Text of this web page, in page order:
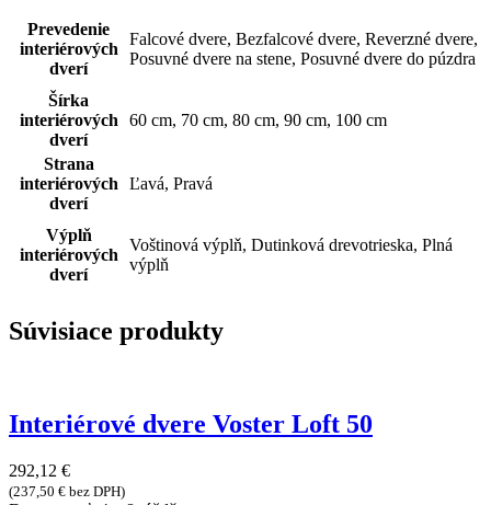
Prevedenie
interiérových
dverí
Falcové dvere, Bezfalcové dvere, Reverzné dvere,
Posuvné dvere na stene, Posuvné dvere do púzdra
Šírka
interiérových
dverí
60 cm, 70 cm, 80 cm, 90 cm, 100 cm
Strana
interiérových
dverí
Ľavá, Pravá
Výplň
interiérových
dverí
Voštinová výplň, Dutinková drevotrieska, Plná
výplň
Súvisiace produkty
Interiérové dvere Voster Loft 50
292,12 €
(237,50 € bez DPH)